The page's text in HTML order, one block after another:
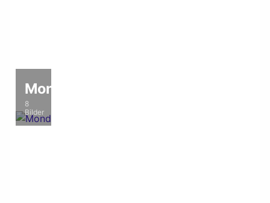
Mond
8
Bilder